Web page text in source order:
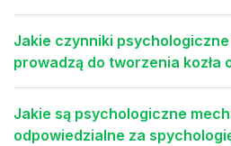
Jakie czynniki psychologiczne
prowadzą do tworzenia kozła
Jakie są psychologiczne
odpowiedzialne za